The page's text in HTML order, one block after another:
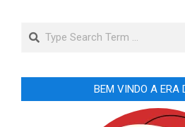
Search
BEM VINDO A ERA